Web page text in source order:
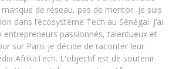
de réseau, pas de mentor, je suis
dans l’écosystème Tech au Sénégal. J’ai
passionnés, talentueux et
sur Paris je décide de raconter leur
AfrikaTech. L'objectif est de soutenir